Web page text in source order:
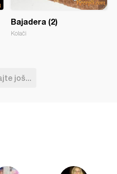
Bajadera (2)
Kolači
još...